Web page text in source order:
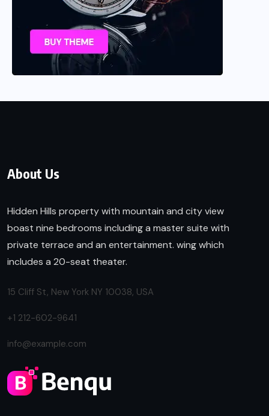
About Us
Hidden Hills property with mountain and city view
boast nine bedrooms including a master suite with
private terrace and an entertainment. wing which
includes a 20-seat theater.
15 Cliff St, New York NY 10038, USA
+1 212-602-9641
info@example.com